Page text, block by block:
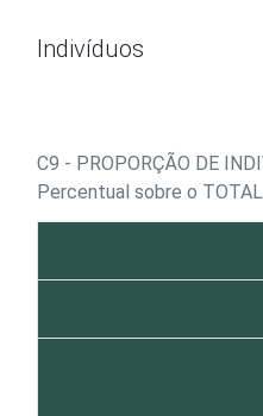
Indivíduos
C9 - PROPORÇÃO DE
Percentual sobre o